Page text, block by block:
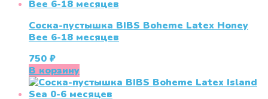
Соска-пустышка BIBS Boheme Latex Honey
Bee 6-18 месяцев
750 ₽
В корзину